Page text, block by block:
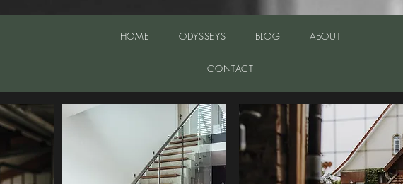
HOME ODYSSEYS BLOG ABOUT
CONTACT